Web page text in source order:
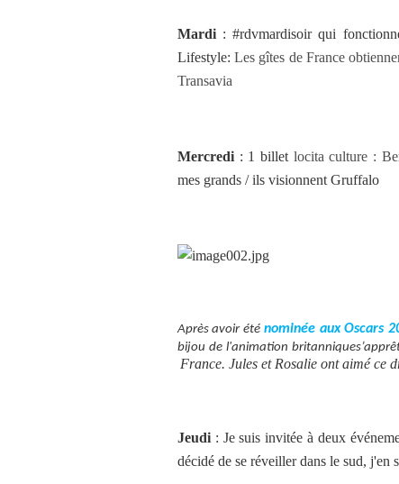
Mardi : #rdvmardisoir qui
Lifestyle:Les gîtes de France
Transavia
Mercredi : 1 billet locita culture :
mes grands / ils visionnent Gruffalo
Aprèsavoir été nominée aux Oscars
bijou de l'animation
France. Jules et Rosalie ont aimé ce
Jeudi : Je suis invitée à deux
décidé de se réveiller dans le sud, j'en